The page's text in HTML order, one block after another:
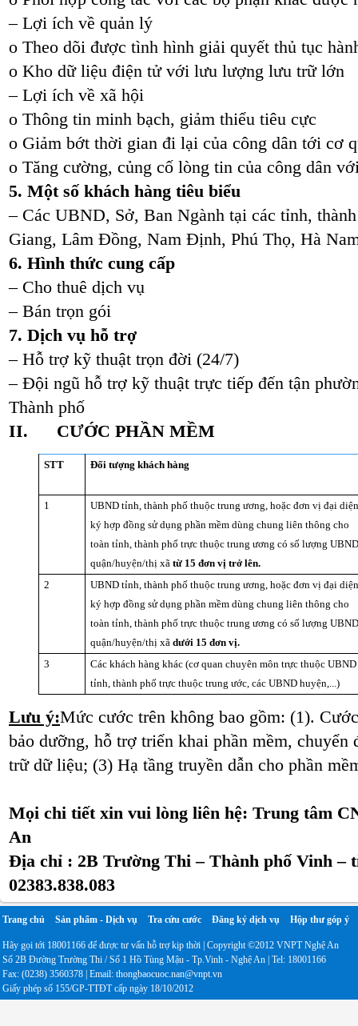
– Lợi ích về quản lý
o Theo dõi được tình hình giải quyết thủ tục
o Kho dữ liệu điện tử với lưu lượng lưu trữ lớn
– Lợi ích về xã hội
o Thông tin minh bạch, giảm thiểu tiêu cực
o Giảm bớt thời gian đi lại của công dân tới cơ
o Tăng cường, củng cố lòng tin của công dân
5. Một số khách hàng tiêu biểu
– Các UBND, Sở, Ban Ngành tại các tỉnh,
Giang, Lâm Đồng, Nam Định, Phú Thọ, Hà
6. Hình thức cung cấp
– Cho thuê dịch vụ
– Bán trọn gói
7. Dịch vụ hỗ trợ
– Hỗ trợ kỹ thuật trọn đời (24/7)
– Đội ngũ hỗ trợ kỹ thuật trực tiếp đến tận
Thành phố
II. CƯỚC PHẦN MỀM
STT Đối tượng khách hàng
1
UBND tỉnh, thành phố thuộc trung ương, hoặc đơn vị đại diện
ký hợp đồng sử dụng phần mềm dùng chung liên thông cho
toàn tỉnh, thành phố trực thuộc trung ương có số lượng UBND
quận/huyện/thị xã từ 15 đơn vị trở lên.
2
UBND tỉnh, thành phố thuộc trung ương, hoặc đơn vị đại diện
ký hợp đồng sử dụng phần mềm dùng chung liên thông cho
toàn tỉnh, thành phố trực thuộc trung ương có số lượng UBND
quận/huyện/thị xã dưới 15 đơn vị.
3
Các khách hàng khác (cơ quan chuyên môn trực thuộc UBND
tỉnh, thành phố trực thuộc trung ước, các UBND huyện,...)
Lưu ý:Mức cước trên không bao gồm: (1).
bảo dưỡng, hỗ trợ triển khai phần mềm,
trữ dữ liệu; (3) Hạ tầng truyền dẫn cho phần
Mọi chi tiết xin vui lòng liên hệ: Trung tâm
An
Địa chỉ : 2B Trường Thi – Thành phố Vinh –
02383.838.083
Trang chủ Sản phẩm - Dịch vụ Tra cứu cước Đăng ký dịch vụ Hộp thư góp ý
Hãy gọi tới 18001166 để được tư vấn hỗ trợ kịp thời | Copyright ©2012 VNPT Nghệ An
Số 2B Đường Trường Thi / Số 1 Hồ Tùng Mậu - Tp.Vinh - Nghệ An | Tel: 18001166
Fax: (0238) 3560378 | Email: thongbaocuoc.nan@vnpt.vn
Giấy phép số 155/GP-TTĐT cấp ngày 18/10/2012